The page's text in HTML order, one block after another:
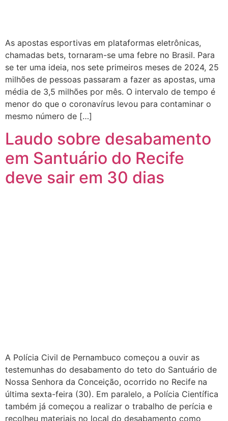
As apostas esportivas em plataformas eletrônicas,
chamadas bets, tornaram-se uma febre no Brasil. Para
se ter uma ideia, nos sete primeiros meses de 2024, 25
milhões de pessoas passaram a fazer as apostas, uma
média de 3,5 milhões por mês. O intervalo de tempo é
menor do que o coronavírus levou para contaminar o
mesmo número de […]
Laudo sobre desabamento
em Santuário do Recife
deve sair em 30 dias
A Polícia Civil de Pernambuco começou a ouvir as
testemunhas do desabamento do teto do Santuário de
Nossa Senhora da Conceição, ocorrido no Recife na
última sexta-feira (30). Em paralelo, a Polícia Científica
também já começou a realizar o trabalho de perícia e
recolheu materiais no local do desabamento como